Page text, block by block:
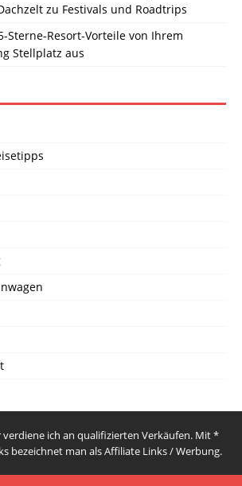
zu Festivals und Roadtrips
Sterne-Resort-Vorteile von Ihrem
Stellplatz aus
ich an qualifizierten Verkäufen. Mit *
bezeichnet man als Affiliate Links / Werbung.